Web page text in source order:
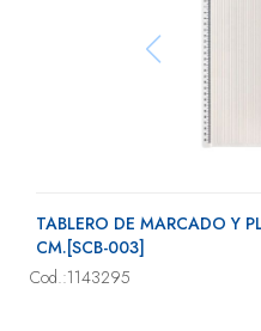
TABLERO DE MARCADO Y
CM.[SCB-003]
Cod.:1143295